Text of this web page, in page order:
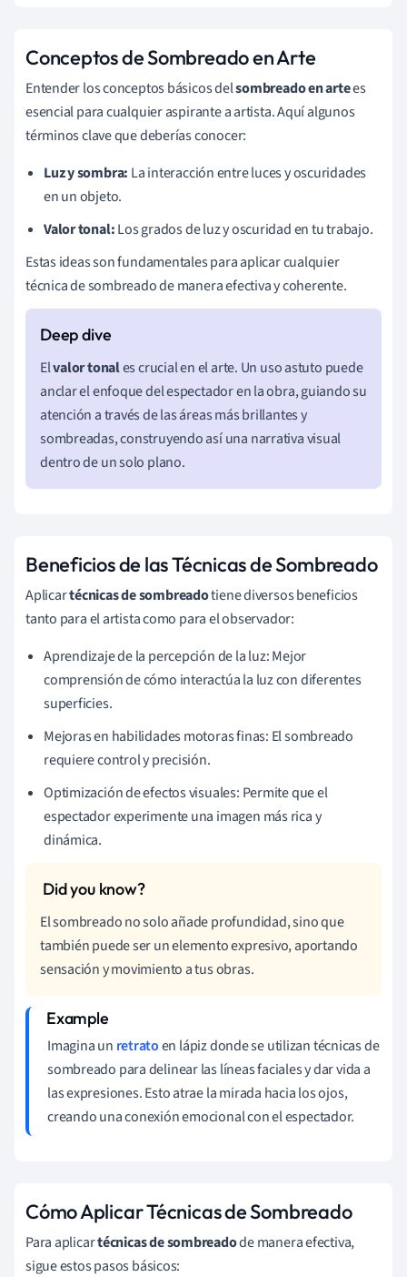
Conceptos de Sombreado en Arte
Entender los conceptos básicos delsombreado en artees
esencial para cualquier aspirante a artista. Aquí algunos
términos clave que deberías conocer:
Luz y sombra: La interacción entre luces y oscuridades
en un objeto.
Valor tonal:Los grados de luz y oscuridad en tu trabajo.
Estas ideas son fundamentales para aplicar cualquier
técnica de sombreado de manera efectiva y coherente.
Elvalor tonales crucial en el arte. Un uso astuto puede
anclar el enfoque del espectador en la obra, guiando su
atención a través de las áreas más brillantes y
sombreadas, construyendo así una narrativa visual
dentro de un solo plano.
Beneficios de las Técnicas de Sombreado
Aplicartécnicas de sombreadotiene diversos beneficios
tanto para el artista como para el observador:
Aprendizaje de la percepción de la luz: Mejor
comprensión de cómo interactúa la luz con diferentes
superficies.
Mejoras en habilidades motoras finas: El sombreado
requiere control y precisión.
Optimización de efectos visuales: Permite que el
espectador experimente una imagen más rica y
dinámica.
El sombreado no solo añade profundidad, sino que
también puede ser un elemento expresivo, aportando
sensación y movimiento a tus obras.
Imagina un retratoen lápiz donde se utilizan técnicas de
sombreado para delinear las líneas faciales y dar vida a
las expresiones. Esto atrae la mirada hacia los ojos,
creando una conexión emocional con el espectador.
Cómo Aplicar Técnicas de Sombreado
Para aplicartécnicas de sombreadode manera efectiva,
sigue estos pasos básicos: